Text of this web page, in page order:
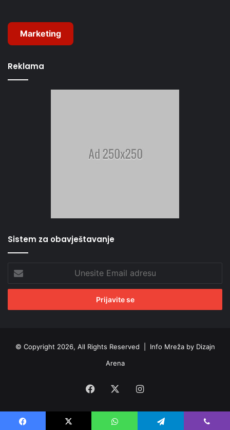
Marketing
Reklama
Sistem za obavještavanje
Email
adresu
© Copyright 2026, All Rights Reserved | Info Mreža by Dizajn
Arena
Facebook Instagram